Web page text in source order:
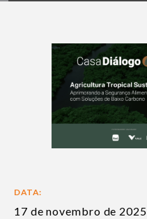
DATA:
17 de novembro de 2025